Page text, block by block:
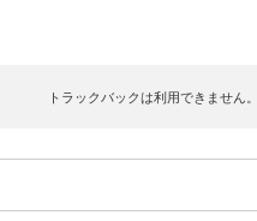
トラックバックは利用できません。